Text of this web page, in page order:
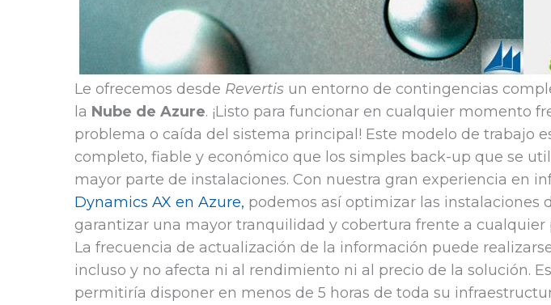
Le ofrecemos desde Revertis un entorno de contingencias
la Nube de Azure. ¡Listo para funcionar en cualquier momento
problema o caída del sistema principal! Este modelo de trabajo
completo, fiable y económico que los simples back-up que se
mayor parte de instalaciones. Con nuestra gran experiencia en
Dynamics AX en Azure, podemos así optimizar las instalaciones
garantizar una mayor tranquilidad y cobertura frente a cualquier
La frecuencia de actualización de la información puede
incluso y no afecta ni al rendimiento ni al precio de la solución.
permitiría disponer en menos de 5 horas de toda su